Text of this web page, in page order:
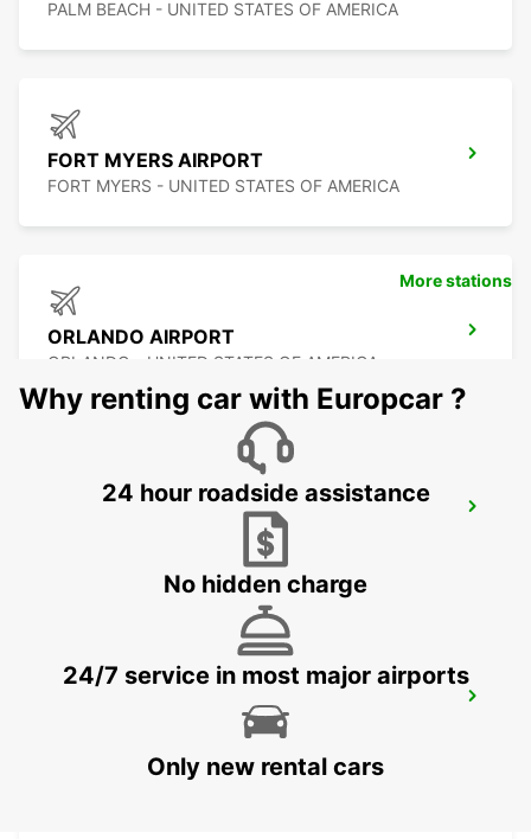
PALM BEACH - UNITED STATES OF AMERICA
FORT MYERS AIRPORT
FORT MYERS - UNITED STATES OF AMERICA
ORLANDO AIRPORT
ORLANDO - UNITED STATES OF AMERICA
TAMPA - UNITED STATES OF AMERICA
OWEN ROBERTS INTERNATIONAL
GEORGETOWN - CAYMAN ISLANDS
More stations
Why renting car with Europcar ?
24 hour roadside assistance
No hidden charge
24/7 service in most major airports
Only new rental cars